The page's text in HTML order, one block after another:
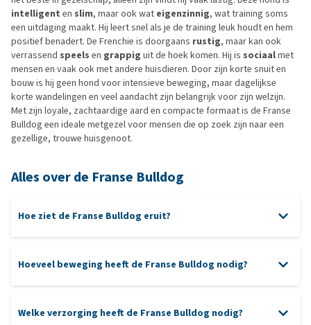
intelligent en slim, maar ook wat eigenzinnig, wat training soms
een uitdaging maakt. Hij leert snel als je de training leuk houdt en hem
positief benadert. De Frenchie is doorgaans rustig, maar kan ook
verrassend speels en grappig uit de hoek komen. Hij is sociaalmet
mensen en vaak ook met andere huisdieren. Door zijn korte snuit en
bouw is hij geen hond voor intensieve beweging, maar dagelijkse
korte wandelingen en veel aandacht zijn belangrijk voor zijn welzijn.
Met zijn loyale, zachtaardige aard en compacte formaat is de Franse
Bulldog een ideale metgezel voor mensen die op zoek zijn naar een
gezellige, trouwe huisgenoot.
Alles over de Franse Bulldog
Hoe ziet de Franse Bulldog eruit?
Hoeveel beweging heeft de Franse Bulldog nodig?
Welke verzorging heeft de Franse Bulldog nodig?